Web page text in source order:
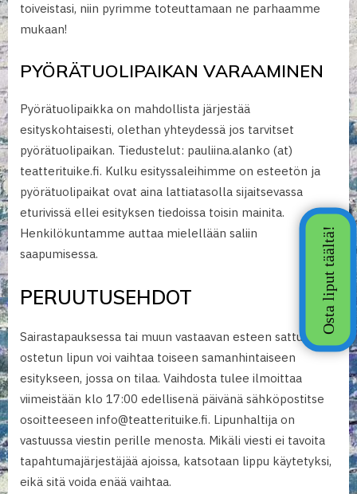
toiveistasi, niin pyrimme toteuttamaan ne parhaamme
mukaan!
PYÖRÄTUOLIPAIKAN VARAAMINEN
Pyörätuolipaikka on mahdollista järjestää
esityskohtaisesti, olethan yhteydessä jos tarvitset
pyörätuolipaikan. Tiedustelut: pauliina.alanko (at)
teatterituike.fi. Kulku esityssaleihimme on esteetön ja
pyörätuolipaikat ovat aina lattiatasolla sijaitsevassa
eturivissä ellei esityksen tiedoissa toisin mainita.
Henkilökuntamme auttaa mielellään saliin
saapumisessa.
PERUUTUSEHDOT
Sairastapauksessa tai muun vastaavan esteen sattuessa,
ostetun lipun voi vaihtaa toiseen samanhintaiseen
esitykseen, jossa on tilaa. Vaihdosta tulee ilmoittaa
viimeistään klo 17:00 edellisenä päivänä sähköpostitse
osoitteeseen info@teatterituike.fi. Lipunhaltija on
vastuussa viestin perille menosta. Mikäli viesti ei tavoita
tapahtumajärjestäjää ajoissa, katsotaan lippu käytetyksi,
eikä sitä voida enää vaihtaa.